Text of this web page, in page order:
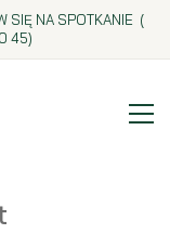
SIĘ NA SPOTKANIE (
45)